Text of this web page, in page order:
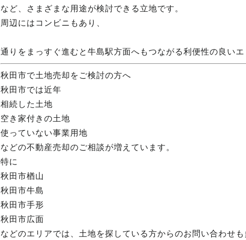
など、さまざまな用途が検討できる立地です。
周辺にはコンビニもあり、
通りをまっすぐ進むと牛島駅方面へもつながる利便性の良いエ
秋田市で土地売却をご検討の方へ
秋田市では近年
相続した土地
空き家付きの土地
使っていない事業用地
などの不動産売却のご相談が増えています。
特に
秋田市楢山
秋田市牛島
秋田市手形
秋田市広面
などのエリアでは、土地を探している方からのお問い合わせも